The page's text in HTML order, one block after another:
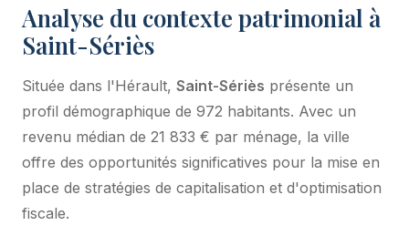
Analyse du contexte patrimonial à
Saint-Sériès
Située dans l'Hérault, Saint-Sériès présente un
profil démographique de 972 habitants. Avec un
revenu médian de 21 833 € par ménage, la ville
offre des opportunités significatives pour la mise en
place de stratégies de capitalisation et d'optimisation
fiscale.